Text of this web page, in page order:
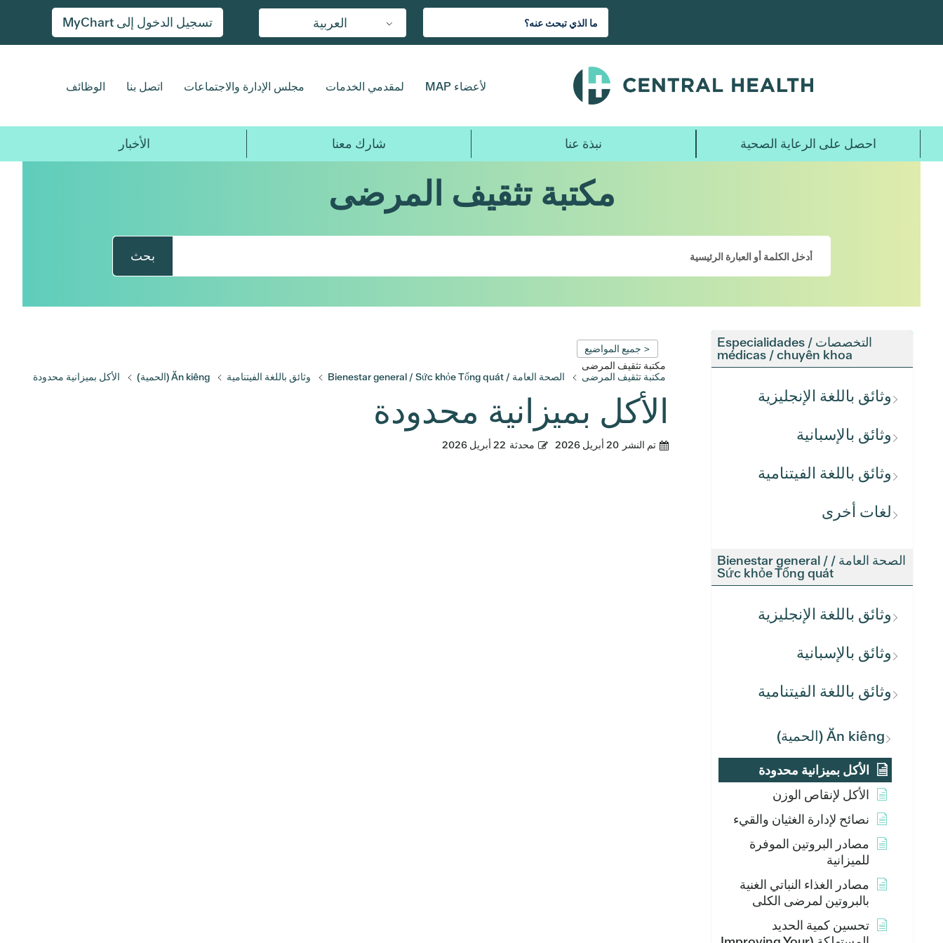
المحتوى
العربية تسجيل الدخول إلى MyChart
لأعضاء MAP لمقدمي الخدمات مجلس الإدارة والاجتماعات اتصل بنا الوظائف
احصل على الرعاية الصحية نبذة عنا شارك معنا الأخبار
مكتبة تثقيف المرضى
بحث
التخصصات / Especialidades
médicas / chuyên khoa
وثائق باللغة الإنجليزية
وثائق بالإسبانية
وثائق باللغة الفيتنامية
لغات أخرى
الصحة العامة / Bienestar general /
Sức khỏe Tổng quát
وثائق باللغة الإنجليزية
وثائق بالإسبانية
وثائق باللغة الفيتنامية
Ăn kiêng (الحمية)
الأكل بميزانية محدودة
الأكل لإنقاص الوزن
نصائح لإدارة الغثيان والقيء
مصادر البروتين الموفرة
للميزانية
مصادر الغذاء النباتي الغنية
بالبروتين لمرضى الكلى
تحسين كمية الحديد
< جميع المواضيع
مكتبة تثقيف المرضى
مكتبة تثقيف المرضى
الصحة العامة / Bienestar general / Sức khỏe Tổng quát وثائق باللغة الفيتنامية Ăn kiêng (الحمية) الأكل بميزانية محدودة
الأكل بميزانية محدودة
تم النشر 20 أبريل 2026 محدثة 22 أبريل 2026